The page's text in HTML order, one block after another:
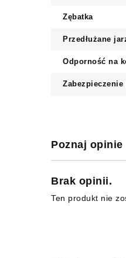
Zębatka
Przedłużane
Odporność na
Zabezpieczenie
Poznaj
Brak opinii.
Ten produkt nie